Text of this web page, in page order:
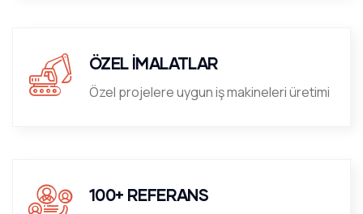
ÖZEL İMALATLAR
Özel projelere uygun iş makineleri üretimi
100+ REFERANS